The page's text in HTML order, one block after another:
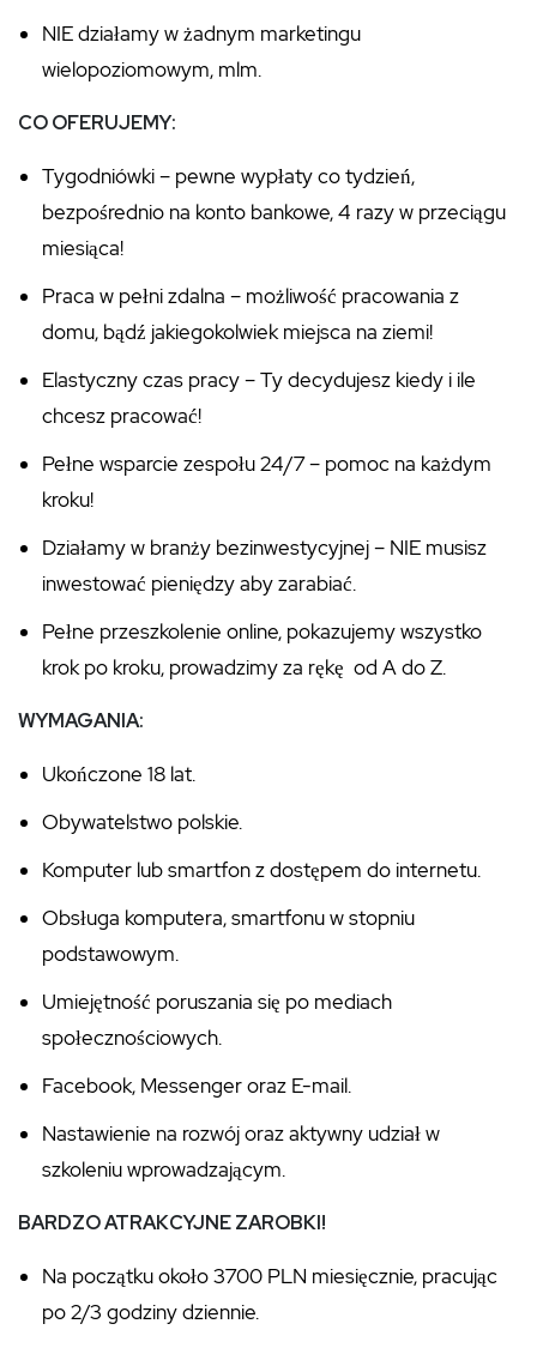
NIE działamy w żadnym marketingu
wielopoziomowym, mlm.
CO OFERUJEMY:
Tygodniówki – pewne wypłaty co tydzień,
bezpośrednio na konto bankowe, 4 razy w przeciągu
miesiąca!
Praca w pełni zdalna – możliwość pracowania z
domu, bądź jakiegokolwiek miejsca na ziemi!
Elastyczny czas pracy – Ty decydujesz kiedy i ile
chcesz pracować!
Pełne wsparcie zespołu 24/7 – pomoc na każdym
kroku!
Działamy w branży bezinwestycyjnej – NIE musisz
inwestować pieniędzy aby zarabiać.
Pełne przeszkolenie online, pokazujemy wszystko
krok po kroku, prowadzimy za rękę od A do Z.
WYMAGANIA:
Ukończone 18 lat.
Obywatelstwo polskie.
Komputer lub smartfon z dostępem do internetu.
Obsługa komputera, smartfonu w stopniu
podstawowym.
Umiejętność poruszania się po mediach
społecznościowych.
Facebook, Messenger oraz E-mail.
Nastawienie na rozwój oraz aktywny udział w
szkoleniu wprowadzającym.
BARDZO ATRAKCYJNE ZAROBKI!
Na początku około 3700 PLN miesięcznie, pracując
po 2/3 godziny dziennie.